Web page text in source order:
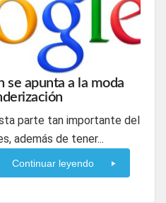
se apunta a la moda
parte tan importante del
además de tener...
Continuar leyendo